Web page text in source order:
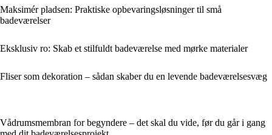
Maksimér pladsen: Praktiske opbevaringsløsninger til små
badeværelser
Eksklusiv ro: Skab et stilfuldt badeværelse med mørke materialer
Fliser som dekoration – sådan skaber du en levende badeværelsesvæg
Vådrumsmembran for begyndere – det skal du vide, før du går i gang